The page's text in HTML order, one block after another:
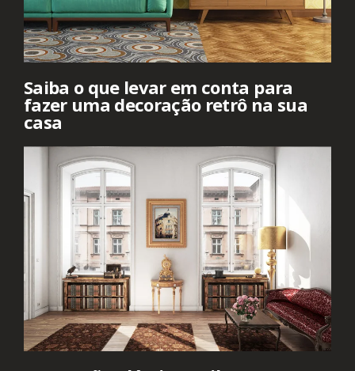
Saiba o que levar em conta para
fazer uma decoração retrô na sua
casa